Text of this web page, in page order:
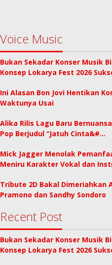
Voice Music
Bukan Sekadar Konser Musik
Konsep Lokarya Fest 2026
Ini Alasan Bon Jovi Hentikan
Waktunya Usai
Alika Rilis Lagu Baru
Pop Berjudul “Jatuh Cinta&#…
Mick Jagger Menolak
Meniru Karakter Vokal dan
Tribute 2D Bakal Dimeriahkan
Pramono dan Sandhy Sondoro
Recent Post
Bukan Sekadar Konser Musik
Konsep Lokarya Fest 2026